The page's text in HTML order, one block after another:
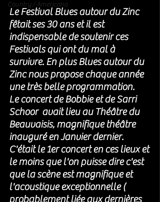
Country / Americana
Le Festival Blues autour du Zinc
fêtait ses 30 ans et il est
indispensable de soutenir ces
Festivals qui ont du mal à
survivre. En plus Blues autour du
Zinc nous propose chaque année
une très belle programmation.
Le concert de Bobbie et de Sarri
Schoor  avait lieu au Théâtre du
Beauvaisis, magnifique théâtre
inauguré en Janvier dernier.
C'était le 1er concert en ces lieux et
le moins que l'on puisse dire c'est
que la scène est magnifique et
l'acoustique exceptionnelle (
probablement liée aux dernières